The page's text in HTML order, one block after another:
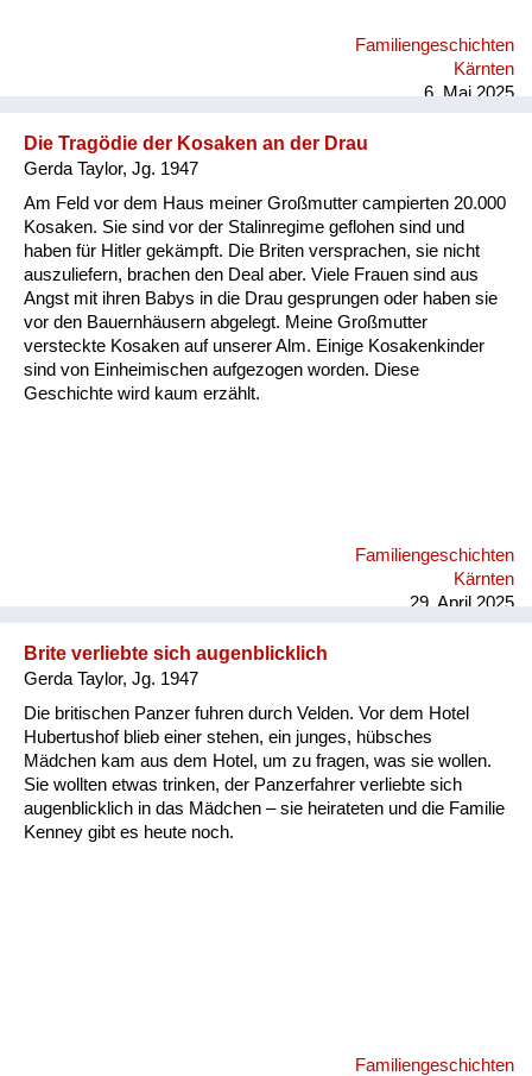
ein freies Leben damals in Velden. An den Vater haben wir nur
Familiengeschichten
Kärnten
6. Mai 2025
Die Tragödie der Kosaken an der Drau
Gerda Taylor, Jg. 1947
Am Feld vor dem Haus meiner Großmutter campierten 20.000
Kosaken. Sie sind vor der Stalinregime geflohen sind und
haben für Hitler gekämpft. Die Briten versprachen, sie nicht
auszuliefern, brachen den Deal aber. Viele Frauen sind aus
Angst mit ihren Babys in die Drau gesprungen oder haben sie
vor den Bauernhäusern abgelegt. Meine Großmutter
versteckte Kosaken auf unserer Alm. Einige Kosakenkinder
sind von Einheimischen aufgezogen worden. Diese
Geschichte wird kaum erzählt.
Familiengeschichten
Kärnten
29. April 2025
Brite verliebte sich augenblicklich
Gerda Taylor, Jg. 1947
Die britischen Panzer fuhren durch Velden. Vor dem Hotel
Hubertushof blieb einer stehen, ein junges, hübsches
Mädchen kam aus dem Hotel, um zu fragen, was sie wollen.
Sie wollten etwas trinken, der Panzerfahrer verliebte sich
augenblicklich in das Mädchen – sie heirateten und die Familie
Kenney gibt es heute noch.
Familiengeschichten